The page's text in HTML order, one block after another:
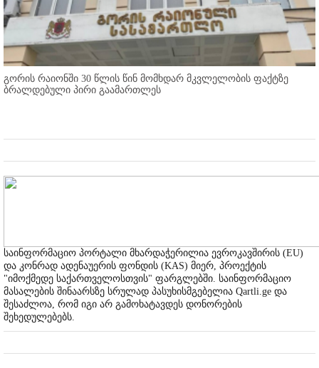
გორის რაიონში 30 წლის წინ მომხდარ მკვლელობის ფაქტზე
ბრალდებული პირი გაამართლეს
საინფორმაციო პორტალი მხარდაჭერილია ევროკავშირის (EU)
და კონრად ადენაუერის ფონდის (KAS) მიერ, პროექტის
"იმოქმედე საქართველოსთვის" ფარგლებში. საინფორმაციო
მასალების შინაარსზე სრულად პასუხისმგებელია Qartli.ge და
შესაძლოა, რომ იგი არ გამოხატავდეს დონორების
შეხედულებებს.